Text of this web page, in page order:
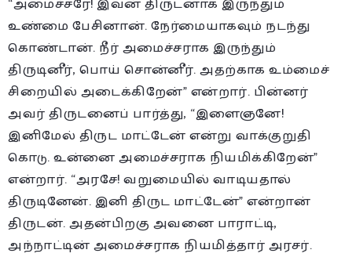
உண்மை பேசினான். நேர்மையாகவும் நடந்து
கொண்டான். நீர் அமைச்சராக இருந்தும்
திருடினீர், பொய் சொன்னீர். அதற்காக உம்மைச்
சிறையில் அடைக்கிறேன்” என்றார். பின்னர்
அவர் திருடனைப் பார்த்து, “இளைஞனே!
இனிமேல் திருட மாட்டேன் என்று வாக்குறுதி
கொடு. உன்னை அமைச்சராக நியமிக்கிறேன்”
என்றார். “அரசே! வறுமையில் வாடியதால்
திருடினேன். இனி திருட மாட்டேன்” என்றான்
திருடன். அதன்பிறகு அவனை பாராட்டி,
அந்நாட்டின் அமைச்சராக நியமித்தார் அரசர்.